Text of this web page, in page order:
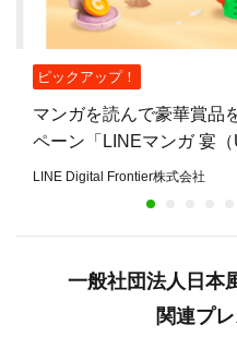
ピックアップ！
マンガを読んで豪華賞品
ペーン「LINEマンガ 宴
開催
LINE Digital Frontier株式会社
一般社団法人日本
関連プ